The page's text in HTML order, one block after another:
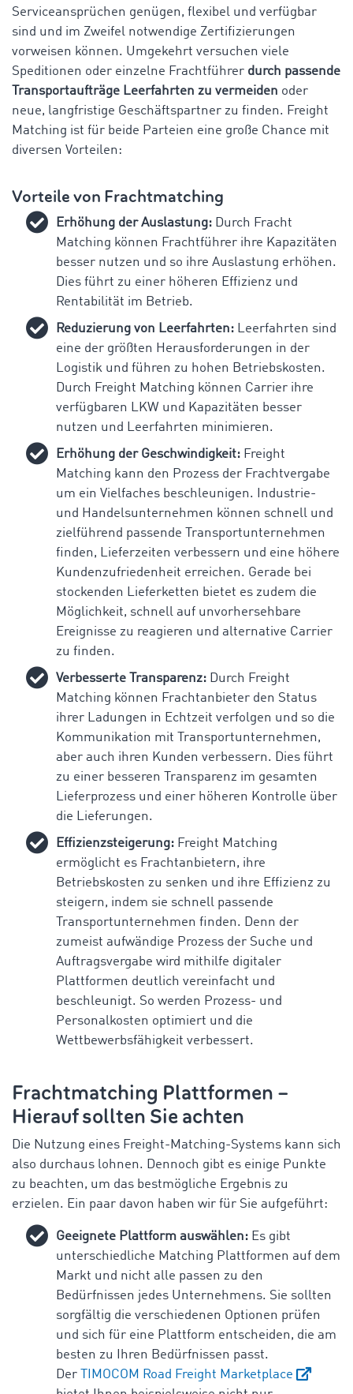
Serviceansprüchen genügen, flexibel und verfügbar
sind und im Zweifel notwendige Zertifizierungen
vorweisen können. Umgekehrt versuchen viele
Speditionen oder einzelne Frachtführer durch passende
Transportaufträge Leerfahrten zu vermeiden oder
neue, langfristige Geschäftspartner zu finden. Freight
Matching ist für beide Parteien eine große Chance mit
diversen Vorteilen:
Vorteile von Frachtmatching
Erhöhung der Auslastung: Durch Fracht
Matching können Frachtführer ihre Kapazitäten
besser nutzen und so ihre Auslastung erhöhen.
Dies führt zu einer höheren Effizienz und
Rentabilität im Betrieb.
Reduzierung von Leerfahrten: Leerfahrten sind
eine der größten Herausforderungen in der
Logistik und führen zu hohen Betriebskosten.
Durch Freight Matching können Carrier ihre
verfügbaren LKW und Kapazitäten besser
nutzen und Leerfahrten minimieren.
Erhöhung der Geschwindigkeit: Freight
Matching kann den Prozess der Frachtvergabe
um ein Vielfaches beschleunigen. Industrie-
und Handelsunternehmen können schnell und
zielführend passende Transportunternehmen
finden, Lieferzeiten verbessern und eine höhere
Kundenzufriedenheit erreichen. Gerade bei
stockenden Lieferketten bietet es zudem die
Möglichkeit, schnell auf unvorhersehbare
Ereignisse zu reagieren und alternative Carrier
zu finden.
Verbesserte Transparenz: Durch Freight
Matching können Frachtanbieter den Status
ihrer Ladungen in Echtzeit verfolgen und so die
Kommunikation mit Transportunternehmen,
aber auch ihren Kunden verbessern. Dies führt
zu einer besseren Transparenz im gesamten
Lieferprozess und einer höheren Kontrolle über
die Lieferungen.
Effizienzsteigerung: Freight Matching
ermöglicht es Frachtanbietern, ihre
Betriebskosten zu senken und ihre Effizienz zu
steigern, indem sie schnell passende
Transportunternehmen finden. Denn der
zumeist aufwändige Prozess der Suche und
Auftragsvergabe wird mithilfe digitaler
Plattformen deutlich vereinfacht und
beschleunigt. So werden Prozess- und
Personalkosten optimiert und die
Wettbewerbsfähigkeit verbessert.
Frachtmatching Plattformen –
Hierauf sollten Sie achten
Die Nutzung eines Freight-Matching-Systems kann sich
also durchaus lohnen. Dennoch gibt es einige Punkte
zu beachten, um das bestmögliche Ergebnis zu
erzielen. Ein paar davon haben wir für Sie aufgeführt:
Geeignete Plattform auswählen: Es gibt
unterschiedliche Matching Plattformen auf dem
Markt und nicht alle passen zu den
Bedürfnissen jedes Unternehmens. Sie sollten
sorgfältig die verschiedenen Optionen prüfen
und sich für eine Plattform entscheiden, die am
besten zu Ihren Bedürfnissen passt.
Der
TIMOCOM Road Freight Marketplace